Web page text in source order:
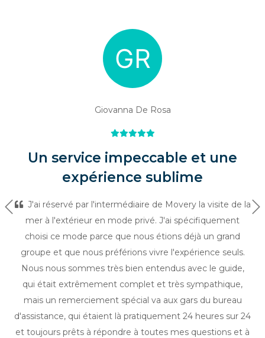
Giovanna De Rosa
Un service impeccable et une
expérience sublime
J'ai réservé par l'intermédiaire de Movery la visite de la
mer à l'extérieur en mode privé. J'ai spécifiquement
choisi ce mode parce que nous étions déjà un grand
groupe et que nous préférions vivre l'expérience seuls.
Nous nous sommes très bien entendus avec le guide,
qui était extrêmement complet et très sympathique,
mais un remerciement spécial va aux gars du bureau
d'assistance, qui étaient là pratiquement 24 heures sur 24
et toujours prêts à répondre à toutes mes questions et à
Précédent